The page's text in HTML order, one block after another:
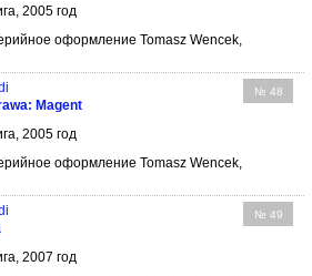
2005 год
оформление Tomasz Wencek,
№ 48
Magent
2005 год
оформление Tomasz Wencek,
№ 49
2007 год